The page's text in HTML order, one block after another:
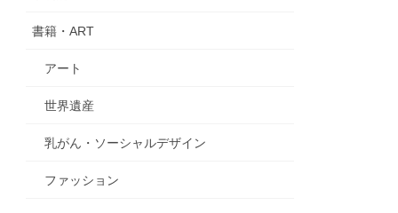
書籍・ART
アート
世界遺産
乳がん・ソーシャルデザイン
ファッション